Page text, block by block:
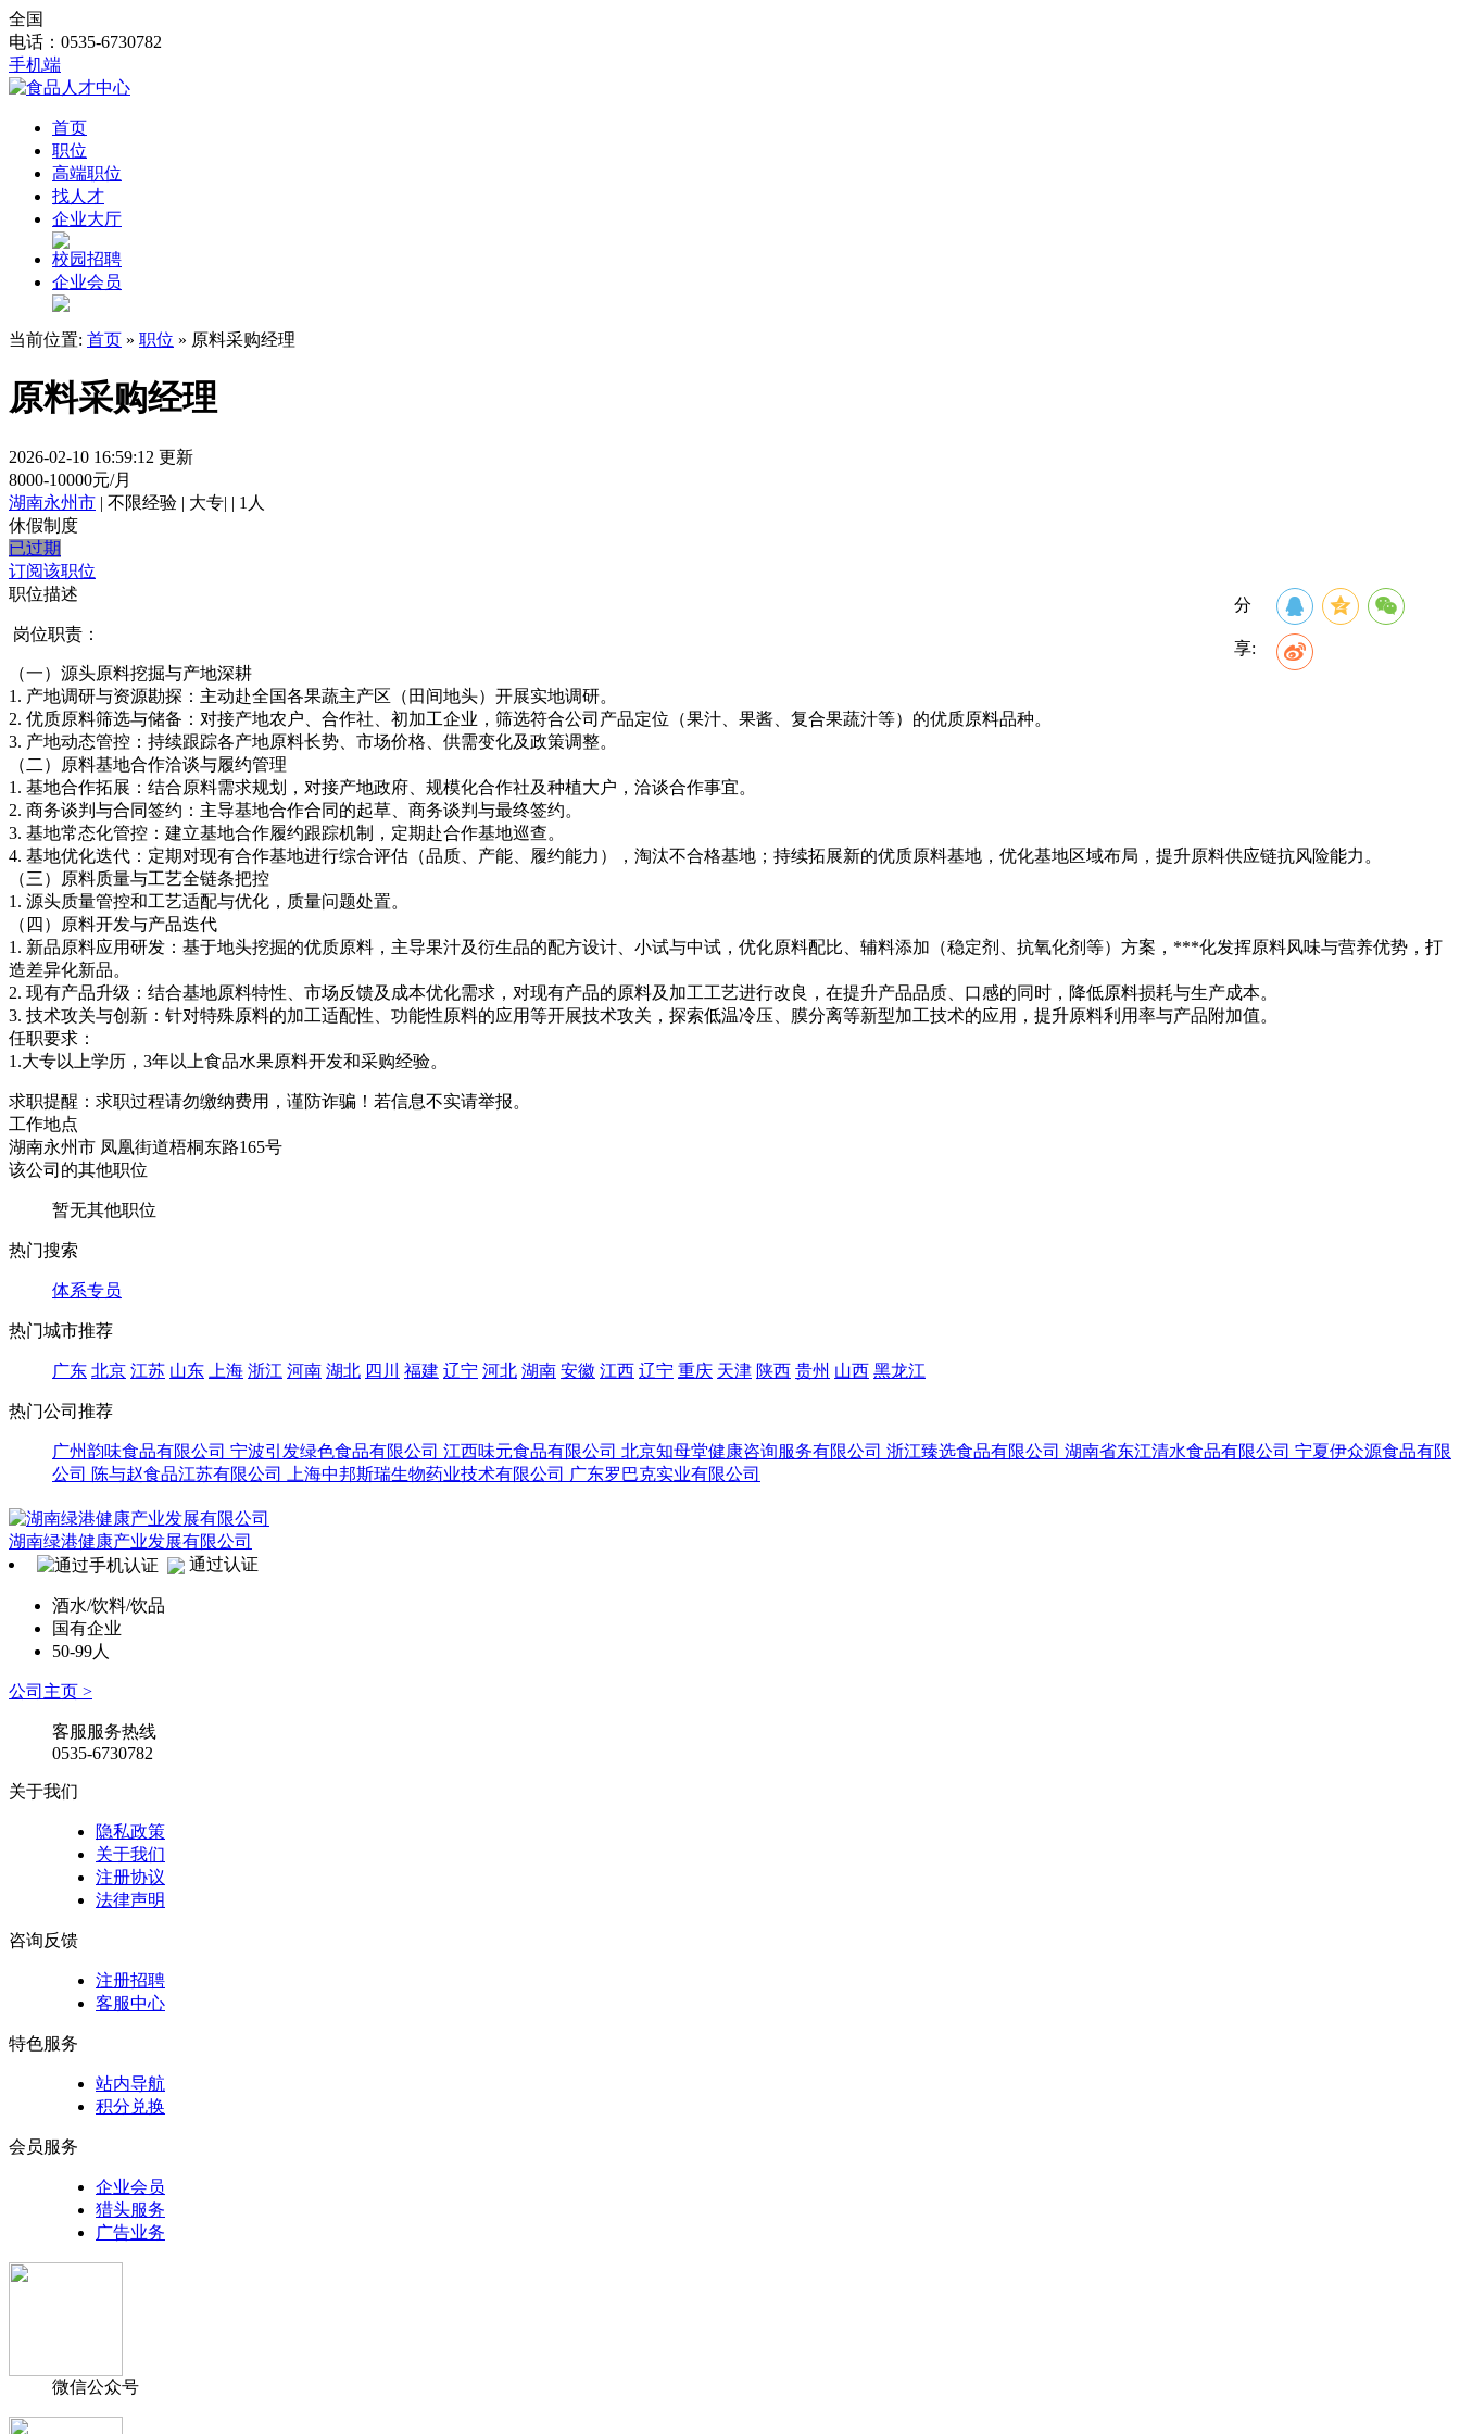
全国
电话：0535-6730782
手机端
首页
职位
高端职位
找人才
企业大厅
校园招聘
企业会员
当前位置: 首页 » 职位 » 原料采购经理
原料采购经理
2026-02-10 16:59:12 更新
8000-10000元/月
湖南永州市 | 不限经验 | 大专| | 1人
休假制度
已过期
订阅该职位
分
享:
职位描述
岗位职责：
（一）源头原料挖掘与产地深耕
1. 产地调研与资源勘探：主动赴全国各果蔬主产区（田间地头）开展实地调研。
2. 优质原料筛选与储备：对接产地农户、合作社、初加工企业，筛选符合公司产品定位（果汁、果酱、复合果蔬汁等）的优质原料品种。
3. 产地动态管控：持续跟踪各产地原料长势、市场价格、供需变化及政策调整。
（二）原料基地合作洽谈与履约管理
1. 基地合作拓展：结合原料需求规划，对接产地政府、规模化合作社及种植大户，洽谈合作事宜。
2. 商务谈判与合同签约：主导基地合作合同的起草、商务谈判与最终签约。
3. 基地常态化管控：建立基地合作履约跟踪机制，定期赴合作基地巡查。
4. 基地优化迭代：定期对现有合作基地进行综合评估（品质、产能、履约能力），淘汰不合格基地；持续拓展新的优质原料基地，优化基地区域布局，提升原料供应链抗风险能力。
（三）原料质量与工艺全链条把控
1. 源头质量管控和工艺适配与优化，质量问题处置。
（四）原料开发与产品迭代
1. 新品原料应用研发：基于地头挖掘的优质原料，主导果汁及衍生品的配方设计、小试与中试，优化原料配比、辅料添加（稳定剂、抗氧化剂等）方案，***化发挥原料风味与营养优势，打
造差异化新品。
2. 现有产品升级：结合基地原料特性、市场反馈及成本优化需求，对现有产品的原料及加工工艺进行改良，在提升产品品质、口感的同时，降低原料损耗与生产成本。
3. 技术攻关与创新：针对特殊原料的加工适配性、功能性原料的应用等开展技术攻关，探索低温冷压、膜分离等新型加工技术的应用，提升原料利用率与产品附加值。
任职要求：
1.大专以上学历，3年以上食品水果原料开发和采购经验。
求职提醒：求职过程请勿缴纳费用，谨防诈骗！若信息不实请举报。
工作地点
湖南永州市 凤凰街道梧桐东路165号
该公司的其他职位
暂无其他职位
热门搜索
体系专员
热门城市推荐
广东 北京 江苏 山东 上海 浙江 河南 湖北 四川 福建 辽宁 河北 湖南 安徽 江西 辽宁 重庆 天津 陕西 贵州 山西 黑龙江
热门公司推荐
广州韵味食品有限公司 宁波引发绿色食品有限公司 江西味元食品有限公司 北京知母堂健康咨询服务有限公司 浙江臻选食品有限公司 湖南省东江清水食品有限公司 宁夏伊众源食品有限
公司 陈与赵食品江苏有限公司 上海中邦斯瑞生物药业技术有限公司 广东罗巴克实业有限公司
湖南绿港健康产业发展有限公司
通过认证
酒水/饮料/饮品
国有企业
50-99人
公司主页 >
客服服务热线
0535-6730782
关于我们
隐私政策
关于我们
注册协议
法律声明
咨询反馈
注册招聘
客服中心
特色服务
站内导航
积分兑换
会员服务
企业会员
猎头服务
广告业务
微信公众号